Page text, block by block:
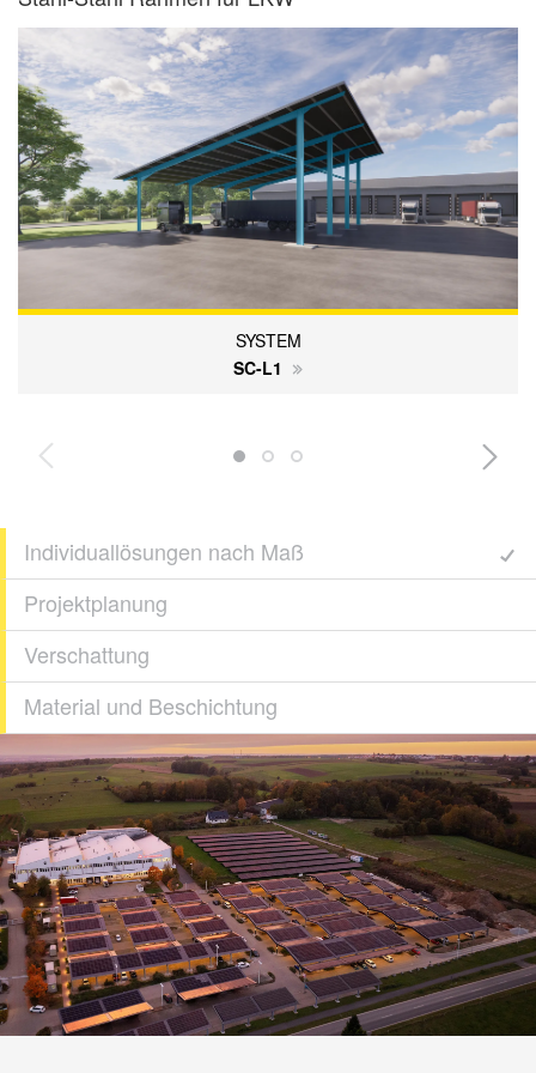
SYSTEM
SC-L1
Individuallösungen nach Maß
Projektplanung
Verschattung
Material und Beschichtung